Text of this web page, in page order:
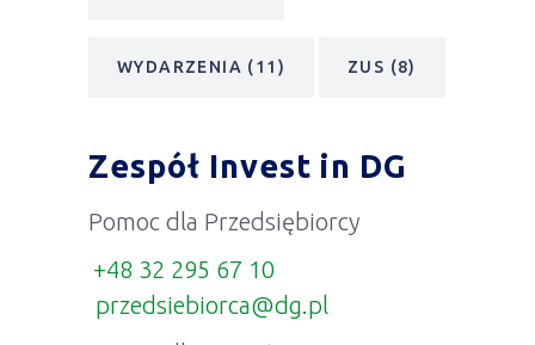
WYDARZENIA (11) ZUS (8)
Zespół Invest in DG
Pomoc dla Przedsiębiorcy
+48 32 295 67 10
przedsiebiorca@dg.pl